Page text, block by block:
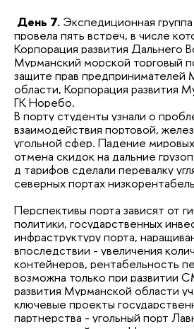
День 7. Экспедиционная
провела пять встреч, в числе
Корпорация развития Дальнего
Мурманский морской торговый
защите прав предпринимателей
области, Корпорация развития
ГК Норебо.
В порту студенты узнали о
взаимодействия портовой,
угольной сфер. Падение
отмена скидок на дальние
д тарифов сделали перевалку
северных портах
Перспективы порта зависят от
политики, государственных
инфраструктуру порта,
впоследствии - увеличения
контейнеров, рентабельность
возможна только при развитии
развития Мурманской области
ключевые проекты
партнерства - угольный порт